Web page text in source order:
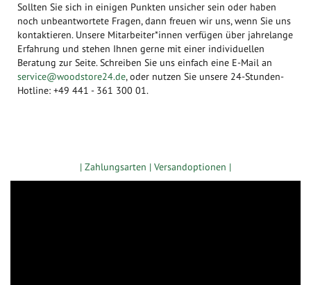
Sollten Sie sich in einigen Punkten unsicher sein oder haben
noch unbeantwortete Fragen, dann freuen wir uns, wenn Sie uns
kontaktieren. Unsere Mitarbeiter*innen verfügen über jahrelange
Erfahrung und stehen Ihnen gerne mit einer individuellen
Beratung zur Seite. Schreiben Sie uns einfach eine E-Mail an
service@woodstore24.de, oder nutzen Sie unsere 24-Stunden-
Hotline: +49 441 - 361 300 01.
| Zahlungsarten | Versandoptionen |